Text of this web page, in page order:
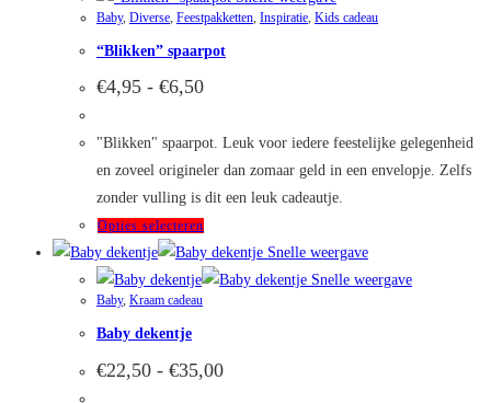
meerdere
variaties.
kan
gekozen
worden
de
productpagina
Baby, Diverse, Feestpakketten, Inspiratie, Kids cadeau
“Blikken” spaarpot
€4,95 - €6,50Prijsklasse:
€6,50
"Blikken" spaarpot. Leuk voor iedere feestelijke gelegenheid
en zoveel origineler dan zomaar geld in een envelopje. Zelfs
zonder vulling is dit een leuk cadeautje.
Opties selecteren
product
heeft
Deze
Snelle weergave
Snelle weergave
Baby, Kraam cadeau
Baby dekentje
€22,50 - €35,00Prijsklasse: